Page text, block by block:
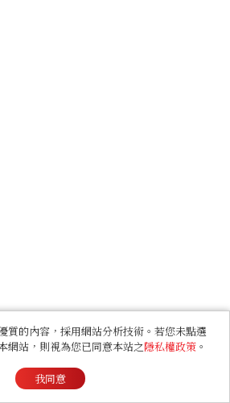
質的內容，採用網站分析技術。若您未點選
網站，則視為您已同意本站之隱私權政策 。
我同意